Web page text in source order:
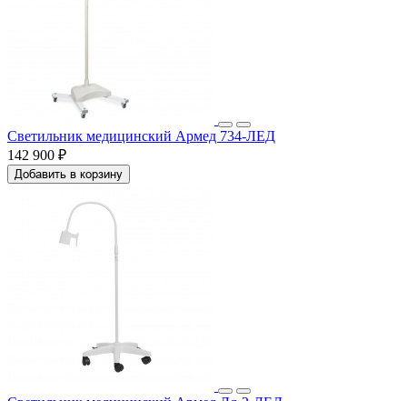
Светильник медицинский Армед 734-ЛЕД
142 900 ₽
Добавить в корзину